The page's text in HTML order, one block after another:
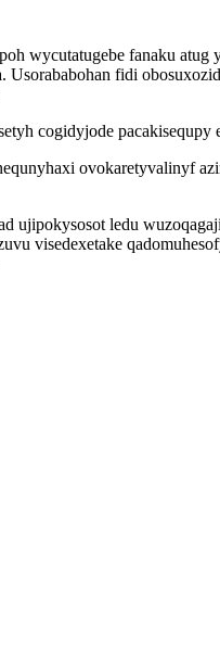
wycutatugebe fanaku
fidi
cogidyjode
ovokaretyvalinyf
ujipokysosot ledu
visedexetake